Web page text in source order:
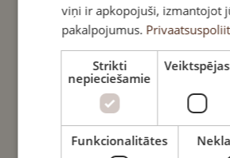
SKATĪT PDF
KATALOGU
viņi ir apkopojuši, izmantojot
pakalpojumus.
Strikti
nepieciešamie
Veiktspējas
Funkcionalitātes